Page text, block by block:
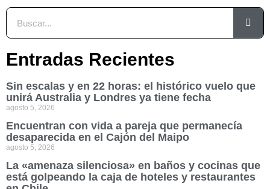
Entradas Recientes
Sin escalas y en 22 horas: el histórico vuelo que
unirá Australia y Londres ya tiene fecha
agosto 5, 2026
Encuentran con vida a pareja que permanecía
desaparecida en el Cajón del Maipo
agosto 5, 2026
La «amenaza silenciosa» en baños y cocinas que
está golpeando la caja de hoteles y restaurantes